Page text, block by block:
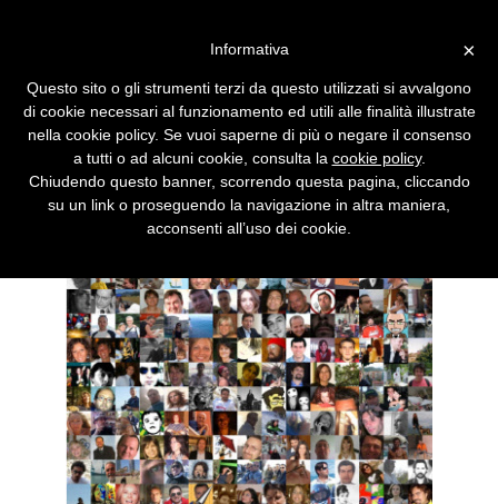
Facebook e si suicida
Lascia un messaggio agli amici del social
network. Poi esce di casa e si butta nel
Piave.
×
Informativa
Questo sito o gli strumenti terzi da questo utilizzati si avvalgono
di cookie necessari al funzionamento ed utili alle finalità illustrate
nella cookie policy. Se vuoi saperne di più o negare il consenso
a tutti o ad alcuni cookie, consulta la cookie policy.
Chiudendo questo banner, scorrendo questa pagina, cliccando
su un link o proseguendo la navigazione in altra maniera,
acconsenti all’uso dei cookie.